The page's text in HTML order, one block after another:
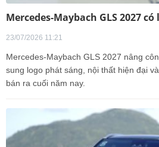
Mercedes-Maybach GLS 2027
23/07/2026 11:21
Mercedes-Maybach GLS 2027 nâng
sung logo phát sáng, nội thất hiện đại
bán ra cuối năm nay.